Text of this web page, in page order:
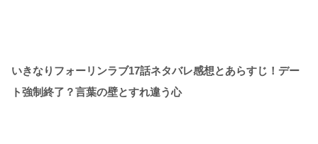
いきなりフォーリンラブ17話ネタバレ感想とあらすじ！デー
ト強制終了？言葉の壁とすれ違う心